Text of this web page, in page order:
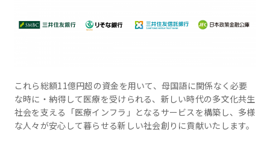
これら総額11億円超の資金を用いて、母国語に関係なく必要
な時に・納得して医療を受けられる、新しい時代の多文化共生
社会を支える「医療インフラ」となるサービスを構築し、多様
な人々が安心して暮らせる新しい社会創りに貢献いたします。